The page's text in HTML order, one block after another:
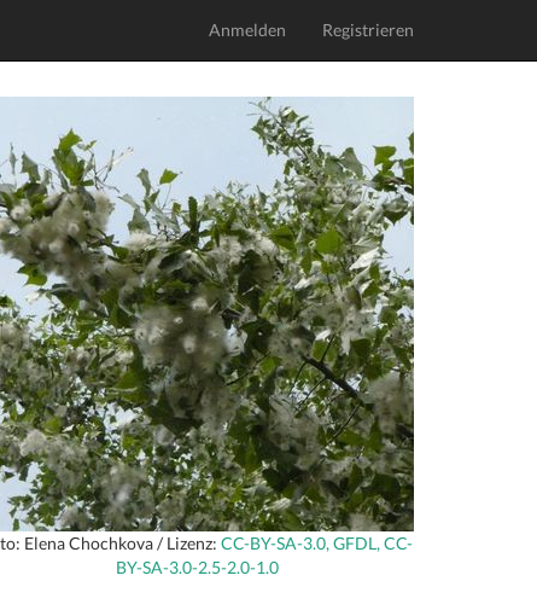
Anmelden Registrieren
Elena Chochkova / Lizenz: CC-BY-SA-3.0, GFDL, CC-
BY-SA-3.0-2.5-2.0-1.0